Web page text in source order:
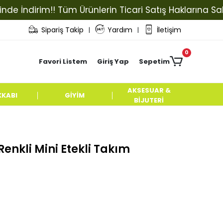
Tüm Ürünlerin Ticari Satış Haklarına Sahip
Sipariş Takip | Yardım | İletişim
Favori Listem Giriş Yap Sepetim
0
GİYİM
AKSESUAR &
BİJUTERİ
Mini Etekli Takım